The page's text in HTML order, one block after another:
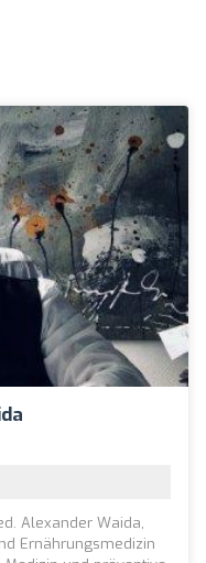
Alexander Waida,
Ernährungsmedizin